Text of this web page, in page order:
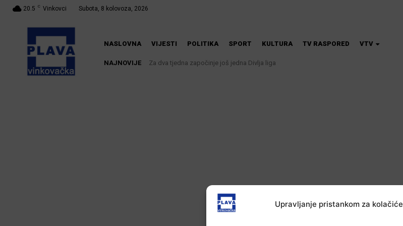
Upravljanje pristankom za kolačiće
20.5 C Vinkovci Subota, 8 kolovoza, 2026
NASLOVNA VIJESTI POLITIKA SPORT KULTURA TV RASPORED VTV
NAJNOVIJE Za dva tjedna započinje još jedna Divlja liga